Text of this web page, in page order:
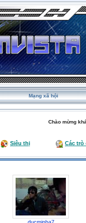
Mạng xã hội
Chào mừng
Siêu thị Các trò